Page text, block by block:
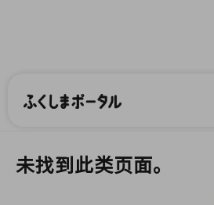
福島県公式の地域情報ポータ
未找到此类页面。